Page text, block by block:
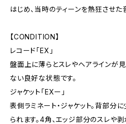
はじめ、当時のティーンを熱狂させた
【CONDITION】
レコード「EX」
盤面上に薄らとスレやヘアラインが見
ない良好な状態です。
ジャケット「EXー」
表側ラミネート・ジャケット。背部分
られます。4角、エッジ部分のスレや